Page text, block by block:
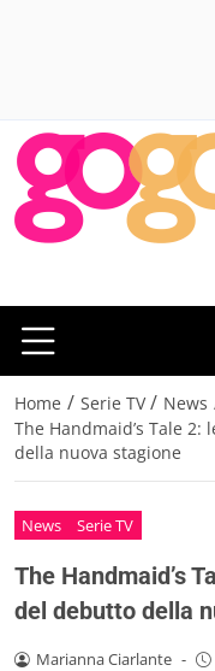
Home / Serie TV / News
The Handmaid’s Tale
della nuova stagione
News Serie TV
The Handmaid’s
del debutto della
Marianna Ciarlante -